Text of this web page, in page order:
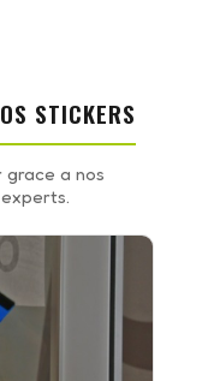
STICKERS
grace a nos